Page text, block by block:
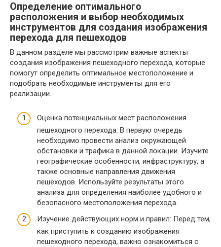
Определение оптимального
расположения и выбор необходимых
инструментов для создания изображения
перехода для пешеходов
В данном разделе мы рассмотрим важные аспекты
создания изображения пешеходного перехода, которые
помогут определить оптимальное местоположение и
подобрать необходимые инструменты для его
реализации.
Оценка потенциальных мест расположения
пешеходного перехода: В первую очередь
необходимо провести анализ окружающей
обстановки и трафика в данной локации. Изучите
географические особенности, инфраструктуру, а
также основные направления движения
пешеходов. Используйте результаты этого
анализа для определения наиболее удобного и
безопасного местоположения перехода.
Изучение действующих норм и правил: Перед тем,
как приступить к созданию изображения
пешеходного перехода, важно ознакомиться с